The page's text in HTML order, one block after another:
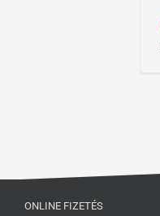
ONLINE FIZETÉS